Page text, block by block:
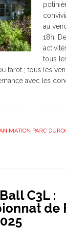
au
18h.
tous
tarot ; tous les
avec les
PARC
C3L :
de